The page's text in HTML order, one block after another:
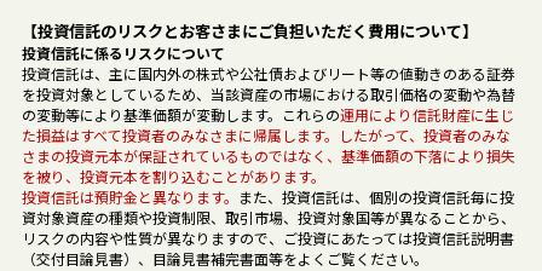
【投資信託のリスクとお客さまにご負担いただく費用について】
投資信託に係るリスクについて
投資信託は、主に国内外の株式や公社債およびリート等の値動きのある証券
を投資対象としているため、当該資産の市場における取引価格の変動や為替
の変動等により基準価額が変動します。これらの運用により信託財産に生じ
た損益はすべて投資者のみなさまに帰属します。したがって、投資者のみな
さまの投資元本が保証されているものではなく、基準価額の下落により損失
を被り、投資元本を割り込むことがあります。
投資信託は預貯金と異なります。 また、投資信託は、個別の投資信託毎に投
資対象資産の種類や投資制限、取引市場、投資対象国等が異なることから、
リスクの内容や性質が異なりますので、ご投資にあたっては投資信託説明書
（交付目論見書）、目論見書補完書面等をよくご覧ください。